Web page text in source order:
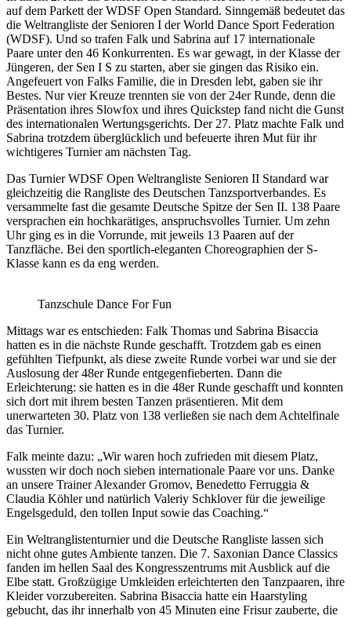
auf dem Parkett der WDSF Open Standard. Sinngemäß bedeutet das
die Weltrangliste der Senioren I der World Dance Sport Federation
(WDSF). Und so trafen Falk und Sabrina auf 17 internationale
Paare unter den 46 Konkurrenten. Es war gewagt, in der Klasse der
Jüngeren, der Sen I S zu starten, aber sie gingen das Risiko ein.
Angefeuert von Falks Familie, die in Dresden lebt, gaben sie ihr
Bestes. Nur vier Kreuze trennten sie von der 24er Runde, denn die
Präsentation ihres Slowfox und ihres Quickstep fand nicht die Gunst
des internationalen Wertungsgerichts. Der 27. Platz machte Falk und
Sabrina trotzdem überglücklich und befeuerte ihren Mut für ihr
wichtigeres Turnier am nächsten Tag.
Das Turnier WDSF Open Weltrangliste Senioren II Standard war
gleichzeitig die Rangliste des Deutschen Tanzsportverbandes. Es
versammelte fast die gesamte Deutsche Spitze der Sen II. 138 Paare
versprachen ein hochkarätiges, anspruchsvolles Turnier. Um zehn
Uhr ging es in die Vorrunde, mit jeweils 13 Paaren auf der
Tanzfläche. Bei den sportlich-eleganten Choreographien der S-
Klasse kann es da eng werden.
Tanzschule Dance For Fun
Mittags war es entschieden: Falk Thomas und Sabrina Bisaccia
hatten es in die nächste Runde geschafft. Trotzdem gab es einen
gefühlten Tiefpunkt, als diese zweite Runde vorbei war und sie der
Auslosung der 48er Runde entgegenfieberten. Dann die
Erleichterung: sie hatten es in die 48er Runde geschafft und konnten
sich dort mit ihrem besten Tanzen präsentieren. Mit dem
unerwarteten 30. Platz von 138 verließen sie nach dem Achtelfinale
das Turnier.
Falk meinte dazu: „Wir waren hoch zufrieden mit diesem Platz,
wussten wir doch noch sieben internationale Paare vor uns. Danke
an unsere Trainer Alexander Gromov, Benedetto Ferruggia &
Claudia Köhler und natürlich Valeriy Schklover für die jeweilige
Engelsgeduld, den tollen Input sowie das Coaching.“
Ein Weltranglistenturnier und die Deutsche Rangliste lassen sich
nicht ohne gutes Ambiente tanzen. Die 7. Saxonian Dance Classics
fanden im hellen Saal des Kongresszentrums mit Ausblick auf die
Elbe statt. Großzügige Umkleiden erleichterten den Tanzpaaren, ihre
Kleider vorzubereiten. Sabrina Bisaccia hatte ein Haarstyling
gebucht, das ihr innerhalb von 45 Minuten eine Frisur zauberte, die